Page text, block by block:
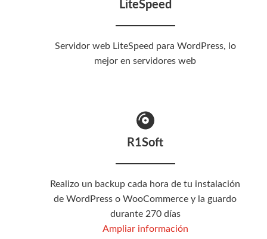
LiteSpeed
Servidor web LiteSpeed para WordPress, lo
mejor en servidores web
R1Soft
Realizo un backup cada hora de tu instalación
de WordPress o WooCommerce y la guardo
durante 270 días
Ampliar información